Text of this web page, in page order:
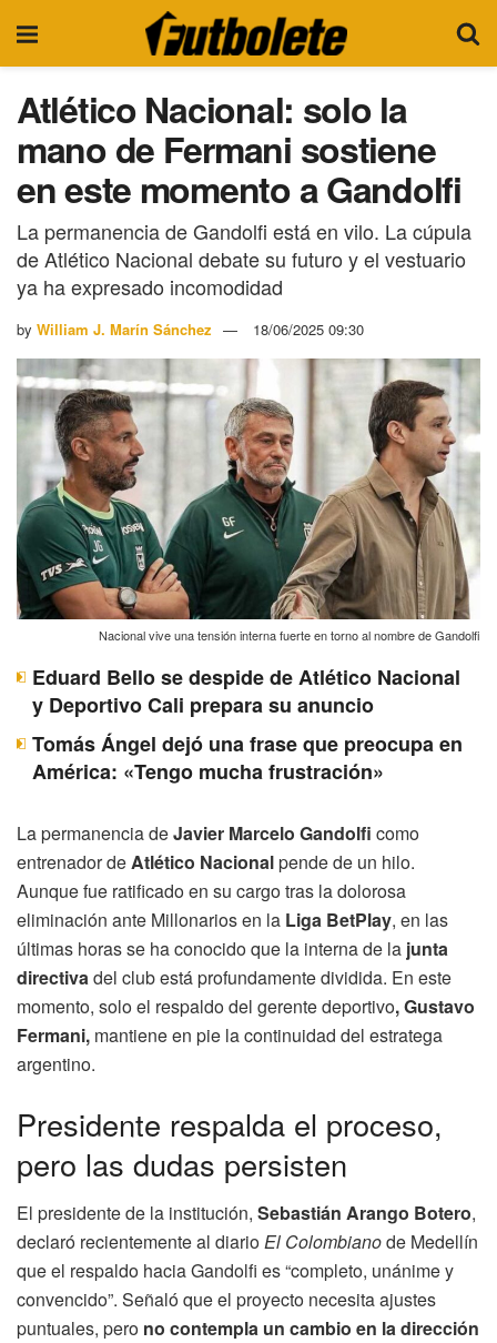
Atlético Nacional: solo la
mano de Fermani sostiene
en este momento a Gandolfi
La permanencia de Gandolfi está en vilo. La cúpula
de Atlético Nacional debate su futuro y el vestuario
ya ha expresado incomodidad
by William J. Marín Sánchez 18/06/2025 09:30
Nacional vive una tensión interna fuerte en torno al nombre de Gandolfi
Eduard Bello se despide de Atlético Nacional
y Deportivo Cali prepara su anuncio
Tomás Ángel dejó una frase que preocupa en
América: «Tengo mucha frustración»
La permanencia deJavier Marcelo Gandolfi como
entrenador deAtlético Nacionalpende de un hilo.
Aunque fue ratificado en su cargo tras la dolorosa
eliminación ante Millonarios en la Liga BetPlay, en las
últimas horas se ha conocido que la interna de la junta
directivadel club está profundamente dividida. En este
momento, solo el respaldo del gerente deportivo, Gustavo
Fermani, mantiene en pie la continuidad del estratega
argentino.
Presidente respalda el proceso,
pero las dudas persisten
El presidente de la institución, Sebastián Arango Botero,
declaró recientemente al diarioEl Colombianode Medellín
que el respaldo hacia Gandolfi es “completo, unánime y
convencido”. Señaló que el proyecto necesita ajustes
puntuales, pero no contempla un cambio en la dirección